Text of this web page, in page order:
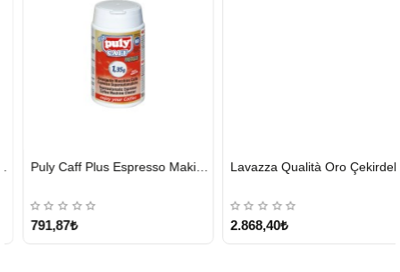
GÖNDERİ
Puly Caff Plus Espresso Makinesi Temizleyici Tablet 100 x 1.35 G
791,87₺
GÖNDERİ
Lavazza Qualità Oro Çekirdek Kahve 1 KG x 2
2.868,40₺